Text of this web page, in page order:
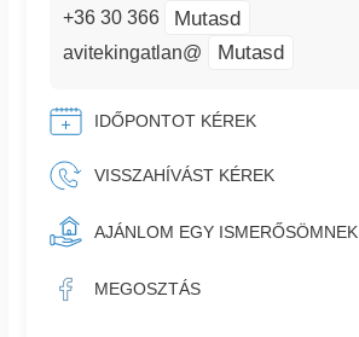
+36 30 366 Mutasd
avitekingatlan@ Mutasd
IDŐPONTOT KÉREK
VISSZAHÍVÁST KÉREK
AJÁNLOM EGY ISMERŐSÖMNEK
MEGOSZTÁS